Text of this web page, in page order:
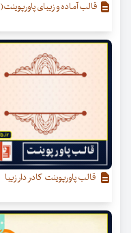
قالب آماده و زیبای پاورپوینت(15)
قالب پاورپوینت کادر دار زیبا